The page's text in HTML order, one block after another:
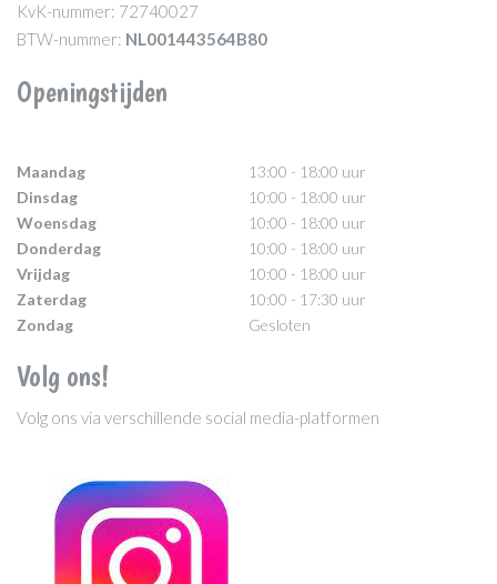
KvK-nummer: 72740027
BTW-nummer: NL001443564B80
Openingstijden
Maandag
13:00 - 18:00 uur
Dinsdag
10:00 - 18:00 uur
Woensdag
10:00 - 18:00 uur
Donderdag
10:00 - 18:00 uur
Vrijdag
10:00 - 18:00 uur
Zaterdag
10:00 - 17:30 uur
Zondag
Gesloten
Volg ons!
Volg ons via verschillende social media-platformen